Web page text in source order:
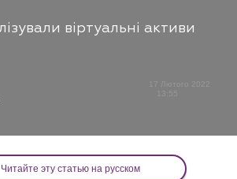
віртуальні активи
17 Лютого 2022
Читайте эту статью на русском